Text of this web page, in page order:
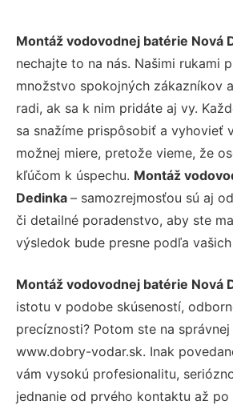
Montáž vodovodnej batérie Nová
nechajte to na nás. Našimi rukami
množstvo spokojných zákazníkov
radi, ak sa k nim pridáte aj vy.
sa snažíme prispôsobiť a vyhovieť
možnej miere, pretože vieme, že
kľúčom k úspechu. Montáž
Dedinka – samozrejmosťou sú aj
či detailné poradenstvo, aby ste
výsledok bude presne podľa
Montáž vodovodnej batérie Nová
istotu v podobe skúseností,
precíznosti? Potom ste na správnej
www.dobry-vodar.sk. Inak
vám vysokú profesionalitu,
jednanie od prvého kontaktu až po